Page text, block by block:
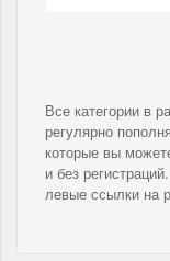
Все категории в
регулярно
которые вы
и без
левые ссылки на